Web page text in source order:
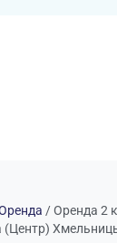
/Оренда 2